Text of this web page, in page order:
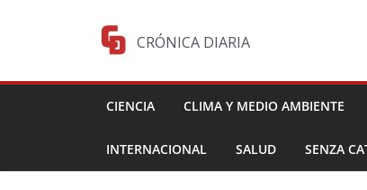
CRÓNICA DIARIA
CIENCIA CLIMA Y MEDIO AMBIENTE
INTERNACIONAL SALUD SENZA